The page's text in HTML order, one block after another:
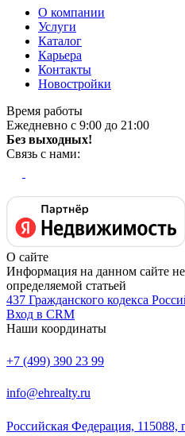
О компании
Услуги
Каталог
Карьера
Контакты
Новостройки
Время работы
Ежедневно с 9:00 до 21:00
Без выходных!
Связь с нами:
О сайте
Информация на данном сайте
определяемой статьей
437 Гражданского кодекса
Вход в CRM
Наши координаты
+7 (499) 390 23 99
info@ehrealty.ru
Российская Федерация, 115088,